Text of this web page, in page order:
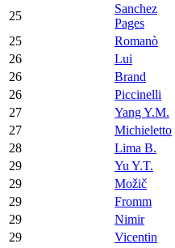
25
Sanchez
Pages
25
Romanò
26
Lui
26
Brand
26
Piccinelli
27
Yang Y.M.
27
Michieletto
28
Lima B.
29
Yu Y.T.
29
Možič
29
Fromm
29
Nimir
29
Vicentin